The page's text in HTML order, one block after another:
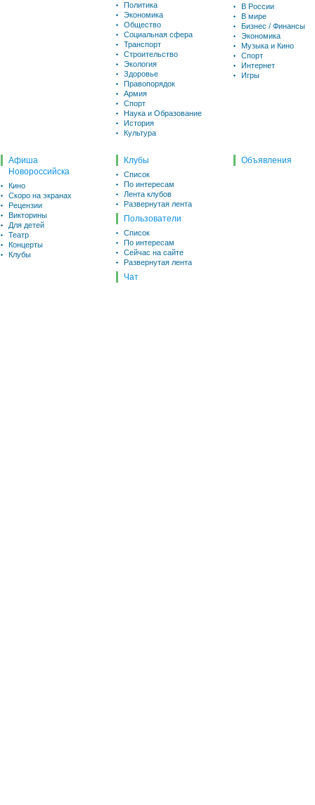
Политика
Экономика
Общество
Социальная сфера
Транспорт
Строительство
Экология
Здоровье
Правопорядок
Армия
Спорт
Наука и Образование
История
Культура
В России
В мире
Бизнес / Финансы
Экономика
Музыка и Кино
Спорт
Интернет
Игры
Афиша
Новороссийска
Кино
Скоро на экранах
Рецензии
Викторины
Для детей
Театр
Концерты
Клубы
Клубы
Список
По интересам
Лента клубов
Развернутая лента
Пользователи
Список
По интересам
Сейчас на сайте
Развернутая лента
Чат
Объявления